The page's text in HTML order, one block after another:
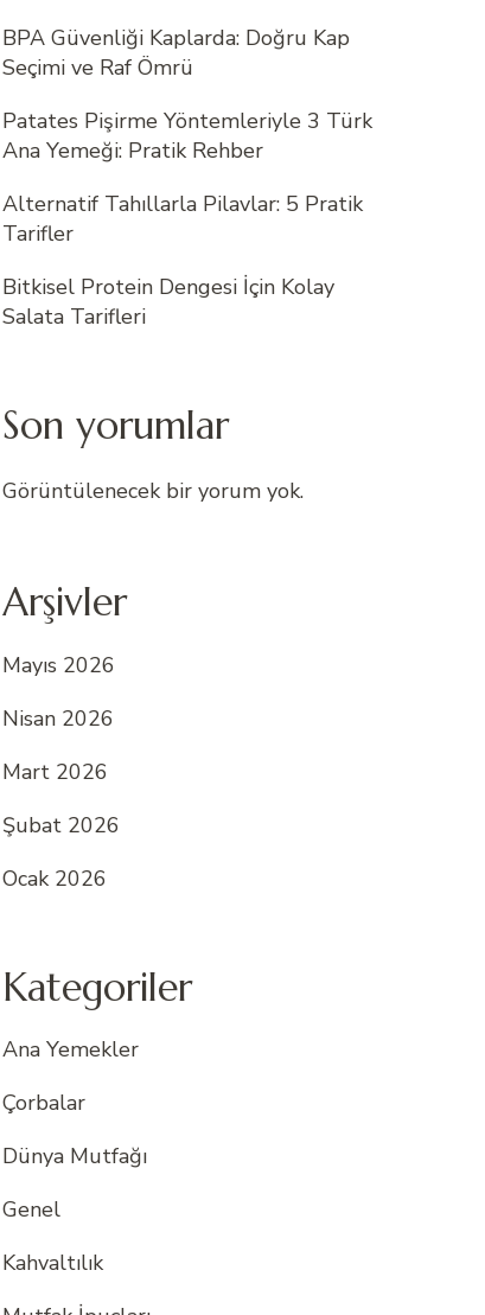
BPA Güvenliği Kaplarda: Doğru Kap
Seçimi ve Raf Ömrü
Patates Pişirme Yöntemleriyle 3 Türk
Ana Yemeği: Pratik Rehber
Alternatif Tahıllarla Pilavlar: 5 Pratik
Tarifler
Bitkisel Protein Dengesi İçin Kolay
Salata Tarifleri
Son yorumlar
Görüntülenecek bir yorum yok.
Arşivler
Mayıs 2026
Nisan 2026
Mart 2026
Şubat 2026
Ocak 2026
Kategoriler
Ana Yemekler
Çorbalar
Dünya Mutfağı
Genel
Kahvaltılık